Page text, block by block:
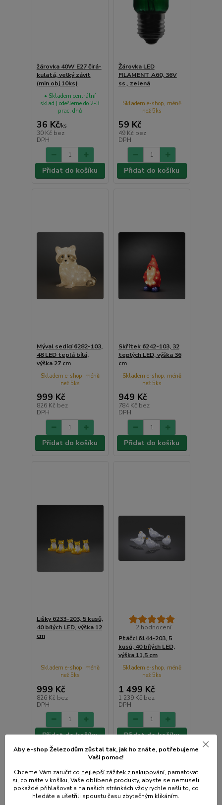
žárovka 40W E27 čirá-
kulatá, velký závit
(min.obj.10ks)
36 Kč/ks
30 Kč bez
DPH
• Skladem centrální
sklad | odešleme do 2-3
prac. dnů
Přidat do košíku
Žárovka LED
FILAMENT A60, 36V
ss., zelená
59 Kč
49 Kč bez
DPH
Skladem e-shop, méně
než 5ks
Přidat do košíku
Mýval sedící 6282-103,
48 LED teplá bílá,
výška 27 cm
999 Kč
826 Kč bez
DPH
Skladem e-shop, méně
než 5ks
Přidat do košíku
Skřítek 6242-103, 32
teplých LED, výška 36
cm
949 Kč
784 Kč bez
DPH
Skladem e-shop, méně
než 5ks
Přidat do košíku
Lišky 6233-203, 5 kusů,
40 bílých LED, výška 12
cm
999 Kč
826 Kč bez
DPH
Skladem e-shop, méně
než 5ks
Přidat do košíku
2 hodnocení
Ptáčci 6144-203, 5
kusů, 40 bílých LED,
výška 11,5 cm
1 499 Kč
1 239 Kč bez
DPH
Skladem e-shop, méně
než 5ks
Přidat do košíku
Aby e-shop Železodům zůstal tak, jak ho znáte, potřebujeme
Vaši pomoc!
Chceme Vám zaručit co nejlepší zážitek z nakupování, pamatovat
si, co máte v košíku, Vaše oblíbené produkty, abyste se nemuseli
pokaždé přihlašovat a na našich stránkách vždy rychle našli to, co
hledáte a ušetřili spoustu času zbytečným klikáním.